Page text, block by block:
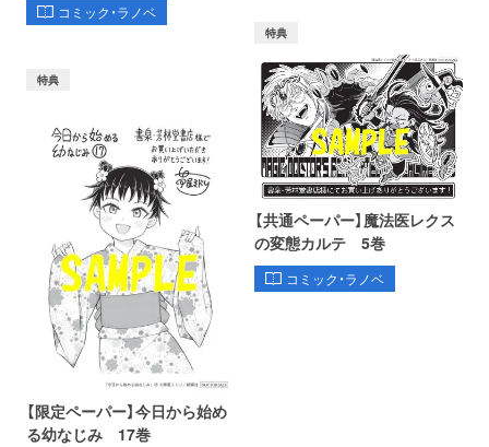
コミック・ラノベ
特典
【限定ペーパー】今日から始め
る幼なじみ 17巻
特典
【共通ペーパー】魔法医レクス
の変態カルテ 5巻
コミック・ラノベ